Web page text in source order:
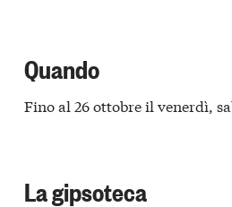
Quando
Fino al 26 ottobre il venerdì,
La gipsoteca